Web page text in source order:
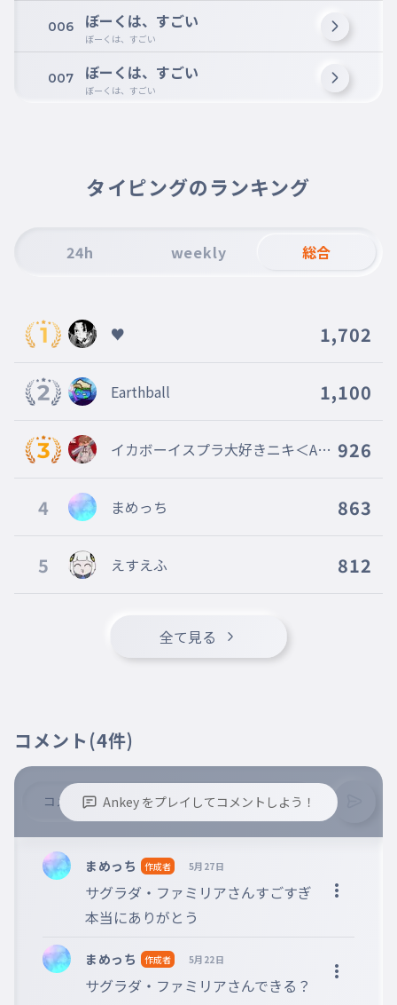
006 ぼーくは、すごい
ぼーくは、すごい
007 ぼーくは、すごい
ぼーくは、すごい
タイピングのランキング
24h weekly 総合
♥ 1,702
Earthball 1,100
イカボーイスプラ大好きニキ＜AIM 926
4 まめっち 863
5 えすえふ 812
全て見る
コメント (4件)
Ankey をプレイしてコメントしよう！
※コメントするには、ログインが必要です。
まめっち 作成者 5月27日
サグラダ・ファミリアさんすごすぎ
本当にありがとう
まめっち 作成者 5月22日
サグラダ・ファミリアさんできる？